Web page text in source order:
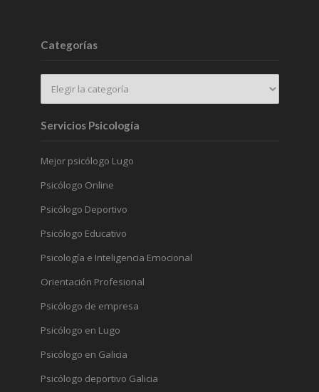
Categorías
Servicios Psicología
Mejor psicólogo Lugo
Psicólogo Online
Psicólogo Deportivo
Psicólogo Educativo
Psicología e Inteligencia Emocional
Orientación Profesional
Psicólogo de empresa
Psicólogo en Lugo
Psicólogo en Galicia
Psicólogo deportivo Galicia